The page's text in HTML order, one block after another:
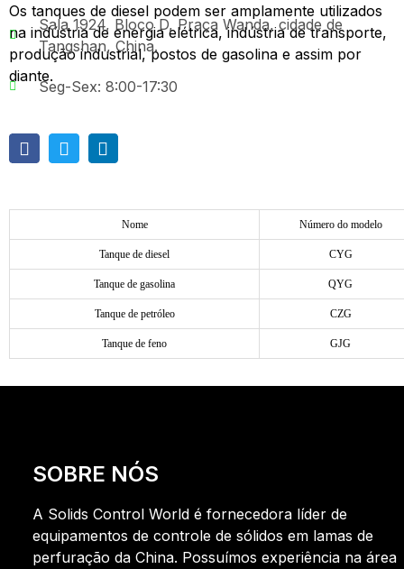
Os tanques de diesel podem ser amplamente utilizados
na indústria de energia elétrica, indústria de transporte,
produção industrial, postos de gasolina e assim por
diante.
Sala 1924, Bloco D, Praça Wanda, cidade de
Tangshan, China.
Seg-Sex: 8:00-17:30
Nome Número do modelo
Tanque de diesel CYG
Tanque de gasolina QYG
Tanque de petróleo CZG
Tanque de feno GJG
SOBRE NÓS
A Solids Control World é fornecedora líder de
equipamentos de controle de sólidos em lamas de
perfuração da China. Possuímos experiência na área